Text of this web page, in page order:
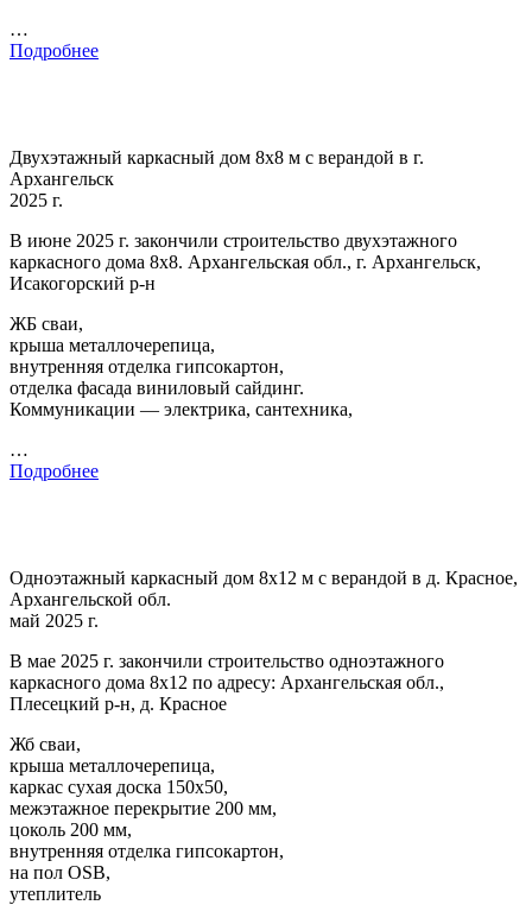
…
Подробнее
Двухэтажный каркасный дом 8х8 м с верандой в г.
Архангельск
2025 г.
В июне 2025 г. закончили строительство двухэтажного
каркасного дома 8х8. Архангельская обл., г. Архангельск,
Исакогорский р-н
ЖБ сваи,
крыша металлочерепица,
внутренняя отделка гипсокартон,
отделка фасада виниловый сайдинг.
Коммуникации — электрика, сантехника,
…
Подробнее
Одноэтажный каркасный дом 8х12 м с верандой в д. Красное,
Архангельской обл.
май 2025 г.
В мае 2025 г. закончили строительство одноэтажного
каркасного дома 8х12 по адресу: Архангельская обл.,
Плесецкий р-н, д. Красное
Жб сваи,
крыша металлочерепица,
каркас сухая доска 150х50,
межэтажное перекрытие 200 мм,
цоколь 200 мм,
внутренняя отделка гипсокартон,
на пол OSB,
утеплитель